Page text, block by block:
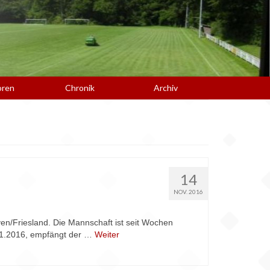
Chronik Archiv
14
NOV. 2016
Friesland. Die Mannschaft ist seit Wochen
empfängt der … Weiter